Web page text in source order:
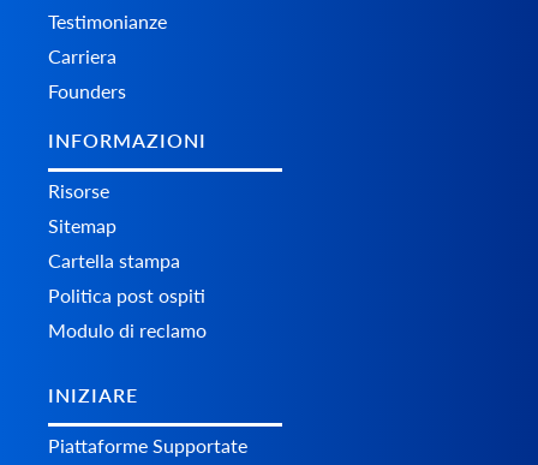
Testimonianze
Carriera
Founders
INFORMAZIONI
Risorse
Sitemap
Cartella stampa
Politica post ospiti
Modulo di reclamo
INIZIARE
Piattaforme Supportate